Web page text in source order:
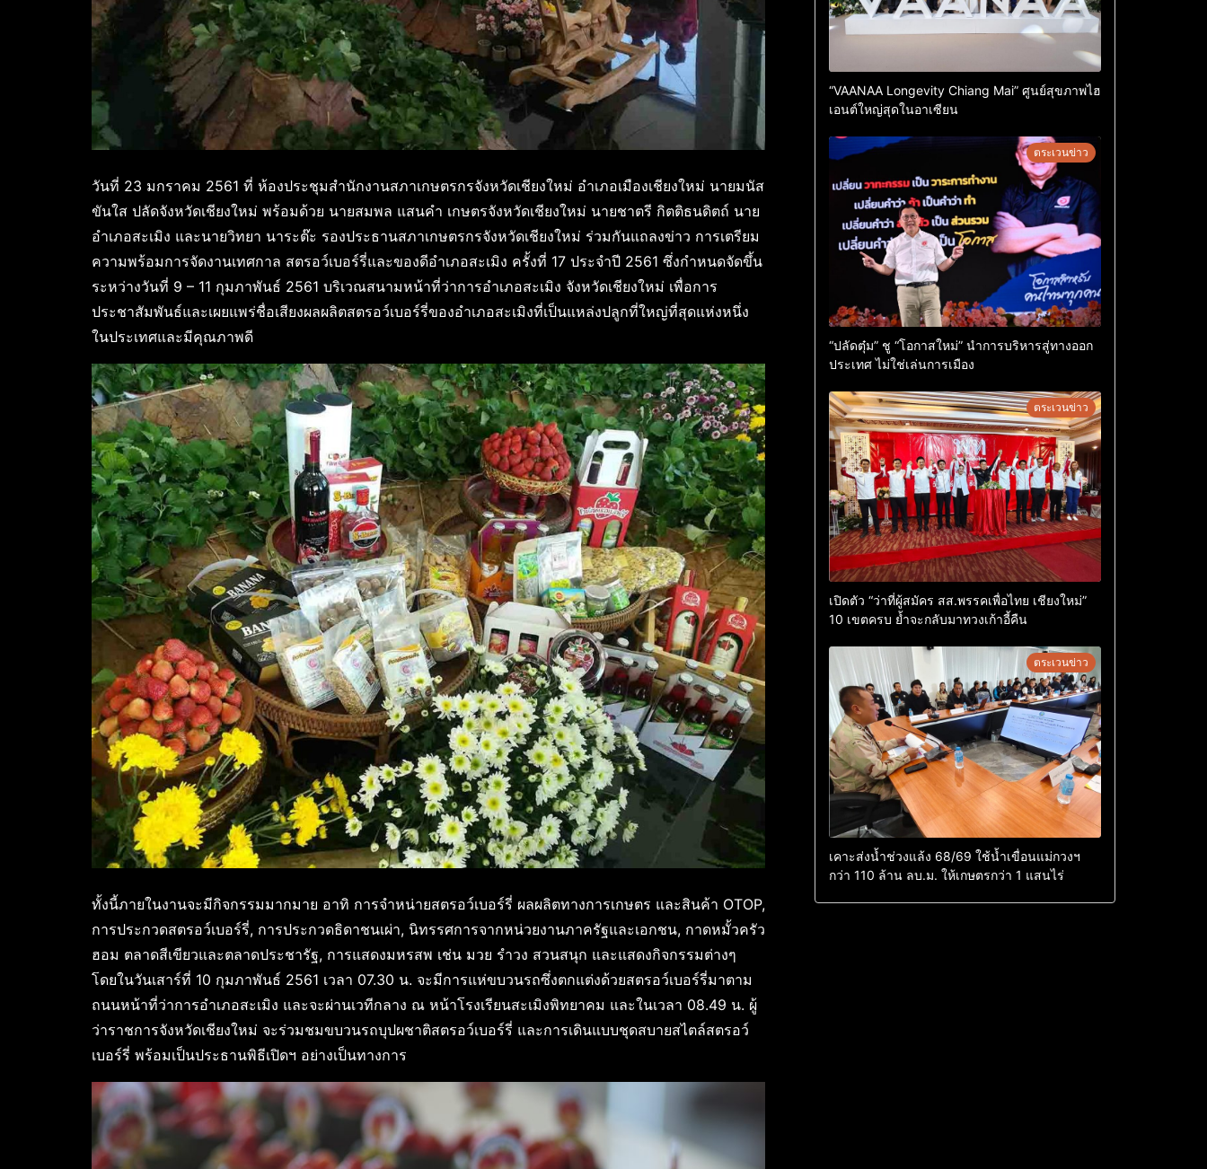
วันที่ 23 มกราคม 2561 ที่ ห้องประชุมสำนักงานสภาเกษตรกรจังหวัดเชียงใหม่ อำเภอเมืองเชียงใหม่ นายมนัส
ขันใส ปลัดจังหวัดเชียงใหม่ พร้อมด้วย นายสมพล แสนคำ เกษตรจังหวัดเชียงใหม่ นายชาตรี กิตติธนดิตถ์ นาย
อำเภอสะเมิง และนายวิทยา นาระต๊ะ รองประธานสภาเกษตรกรจังหวัดเชียงใหม่ ร่วมกันแถลงข่าว การเตรียม
ความพร้อมการจัดงานเทศกาล สตรอว์เบอร์รี่และของดีอำเภอสะเมิง ครั้งที่ 17 ประจำปี 2561 ซึ่งกำหนดจัดขึ้น
ระหว่างวันที่ 9 – 11 กุมภาพันธ์ 2561 บริเวณสนามหน้าที่ว่าการอำเภอสะเมิง จังหวัดเชียงใหม่ เพื่อการ
ประชาสัมพันธ์และเผยแพร่ชื่อเสียงผลผลิตสตรอว์เบอร์รี่ของอำเภอสะเมิงที่เป็นแหล่งปลูกที่ใหญ่ที่สุดแห่งหนึ่ง
ในประเทศและมีคุณภาพดี
ทั้งนี้ภายในงานจะมีกิจกรรมมากมาย อาทิ การจำหน่ายสตรอว์เบอร์รี่ ผลผลิตทางการเกษตร และสินค้า OTOP,
การประกวดสตรอว์เบอร์รี่, การประกวดธิดาชนเผ่า, นิทรรศการจากหน่วยงานภาครัฐและเอกชน, กาดหมั้วครัว
ฮอม ตลาดสีเขียวและตลาดประชารัฐ, การแสดงมหรสพ เช่น มวย รำวง สวนสนุก และแสดงกิจกรรมต่างๆ
โดยในวันเสาร์ที่ 10 กุมภาพันธ์ 2561 เวลา 07.30 น. จะมีการแห่ขบวนรถซึ่งตกแต่งด้วยสตรอว์เบอร์รี่มาตาม
ถนนหน้าที่ว่าการอำเภอสะเมิง และจะผ่านเวทีกลาง ณ หน้าโรงเรียนสะเมิงพิทยาคม และในเวลา 08.49 น. ผู้
ว่าราชการจังหวัดเชียงใหม่ จะร่วมชมขบวนรถบุปผชาติสตรอว์เบอร์รี่ และการเดินแบบชุดสบายสไตล์สตรอว์
เบอร์รี่ พร้อมเป็นประธานพิธีเปิดฯ อย่างเป็นทางการ
“VAANAA Longevity Chiang Mai” ศูนย์สุขภาพไฮ
เอนต์ใหญ่สุดในอาเซียน
ตระเวนข่าว
“ปลัดตุ๋ม” ชู “โอกาสใหม่” นำการบริหารสู่ทางออก
ประเทศ ไม่ใช่เล่นการเมือง
ตระเวนข่าว
เปิดตัว “ว่าที่ผู้สมัคร สส.พรรคเพื่อไทย เชียงใหม่”
10 เขตครบ ย้ำจะกลับมาทวงเก้าอี้คืน
ตระเวนข่าว
เคาะส่งน้ำช่วงแล้ง 68/69 ใช้น้ำเขื่อนแม่กวงฯ
กว่า 110 ล้าน ลบ.ม. ให้เกษตรกว่า 1 แสนไร่